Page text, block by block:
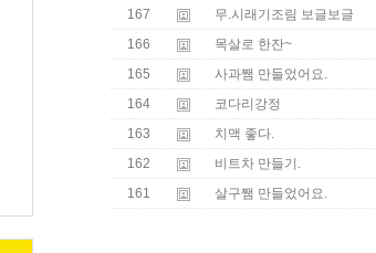
167
무.시래기조림 보글보글
166
목살로 한잔~
165
사과쨈 만들었어요.
164
코다리강정
163
치맥 좋다.
162
비트차 만들기.
161
살구쨈 만들었어요.